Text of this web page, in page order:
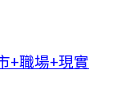
+職場+現實